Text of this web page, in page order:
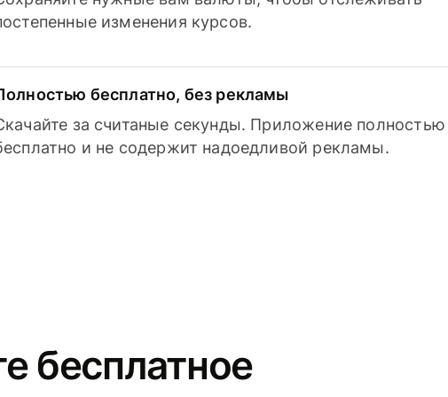
изменения курсов.
бесплатно, без рекламы
за считаные секунды. Приложение полностью
и не содержит надоедливой рекламы.
бесплатное